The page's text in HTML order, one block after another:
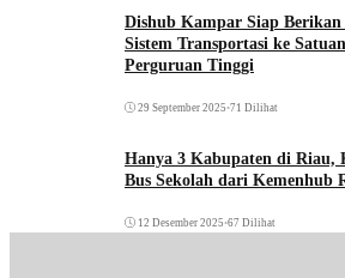
Dishub Kampar Siap Berikan
Sistem Transportasi ke
Perguruan Tinggi
29 September 2025 •71 Dilihat
Hanya 3 Kabupaten di Riau,
Bus Sekolah dari Kemenhub
12 Desember 2025 •67 Dilihat